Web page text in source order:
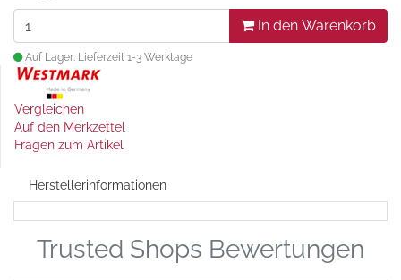
In den Warenkorb
Auf Lager: Lieferzeit 1-3 Werktage
Vergleichen
Auf den Merkzettel
Fragen zum Artikel
Herstellerinformationen
Trusted Shops Bewertungen